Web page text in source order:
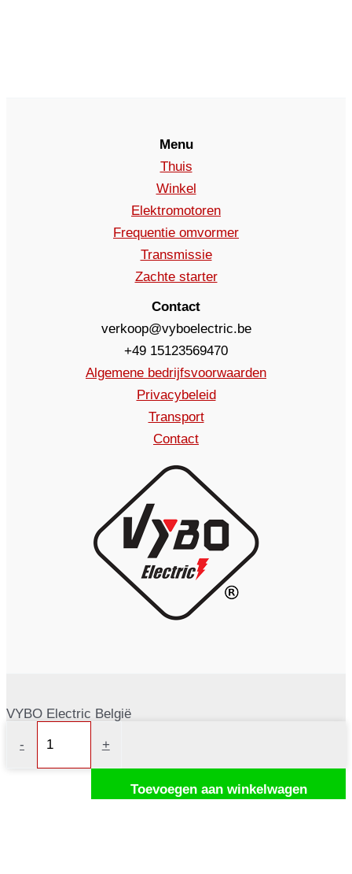
Menu
Thuis
Winkel
Elektromotoren
Frequentie omvormer
Transmissie
Zachte starter
Contact
verkoop@vyboelectric.be
+49 15123569470
Algemene bedrijfsvoorwaarden
Privacybeleid
Transport
Contact
VYBO Electric België
-
omvormer
+
Toevoegen aan winkelwagen